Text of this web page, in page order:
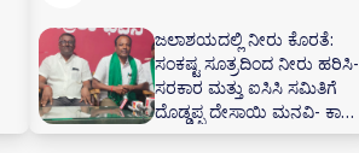
ಜಲಾಶಯದಲ್ಲಿ ನೀರು ಕೊರತೆ:
ಸಂಕಷ್ಟ ಸೂತ್ರದಿಂದ ನೀರು ಹರಿಸಿ-
ಸರಕಾರ ಮತ್ತು ಐಸಿಸಿ ಸಮಿತಿಗೆ
ದೊಡ್ಡಪ್ಪ ದೇಸಾಯಿ ಮನವಿ- ಕಾಡಾ
ಕಚೇರಿಯಲ್ಲಿ ನೀರಾವರಿ ಸಲಹಾ